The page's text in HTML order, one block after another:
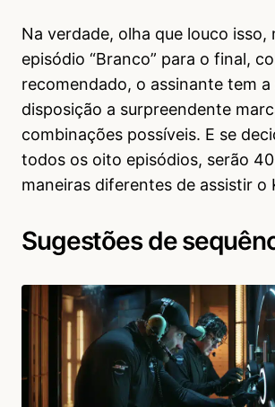
Na verdade, olha que louco isso,
episódio “Branco” para o final,
recomendado, o assinante tem a
disposição a surpreendente
combinações possíveis. E se
todos os oito episódios, serão
maneiras diferentes de assistir o
Sugestões de